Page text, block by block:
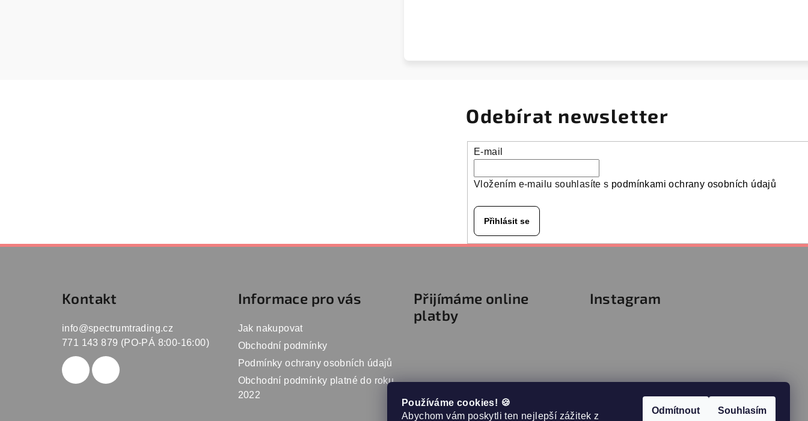
Používáme cookies! 🍪
Abychom vám poskytli ten nejlepší zážitek z
Odmítnout Souhlasím
Odebírat newsletter
E-mail
Vložením e-mailu souhlasíte s podmínkami ochrany osobních údajů
Přihlásit se
Kontakt
info@spectrumtrading.cz
771 143 879 (PO-PÁ 8:00-16:00)
Informace pro vás
Jak nakupovat
Obchodní podmínky
Podmínky ochrany osobních údajů
Obchodní podmínky platné do roku
2022
Přijímáme online
platby
Instagram